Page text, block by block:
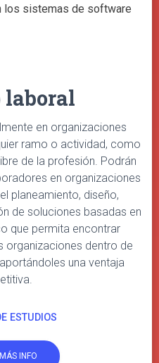
sistemas de software
en organizaciones
ramo o actividad, como
de la profesión. Podrán
en organizaciones
planeamiento, diseño,
de soluciones basadas en
que permita encontrar
organizaciones dentro de
una ventaja
ESTUDIOS
INFO